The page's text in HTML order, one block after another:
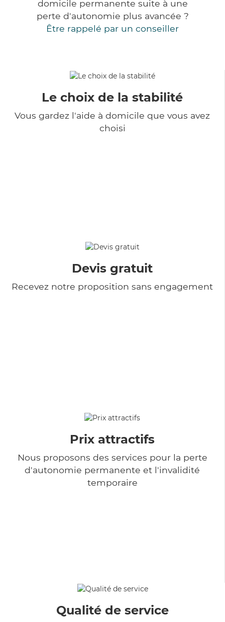
domicile permanente suite à une
perte d'autonomie plus avancée ?
Être rappelé par un conseiller
Le choix de la stabilité
Vous gardez l'aide à domicile que vous avez
choisi
Devis gratuit
Recevez notre proposition sans engagement
Prix attractifs
Nous proposons des services pour la perte
d'autonomie permanente et l'invalidité
temporaire
Qualité de service